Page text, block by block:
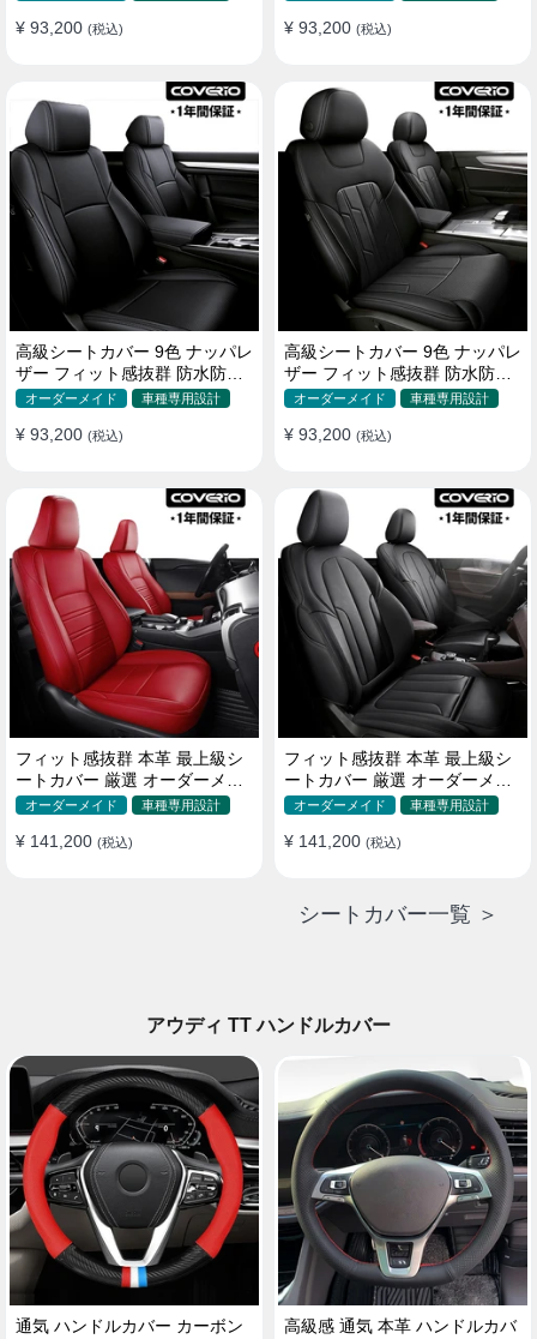
¥ 93,200 (税込) ¥ 93,200 (税込)
高級シートカバー 9色 ナッパレ
ザー フィット感抜群 防水防汚
オーダーメイド 全席セット
オーダーメイド 車種専用設計
¥ 93,200 (税込)
高級シートカバー 9色 ナッパレ
ザー フィット感抜群 防水防汚
オーダーメイド 全席セット
オーダーメイド 車種専用設計
¥ 93,200 (税込)
フィット感抜群 本革 最上級シ
ートカバー 厳選 オーダーメイ
ド 防水 雰囲気 全席セット
オーダーメイド 車種専用設計
¥ 141,200 (税込)
フィット感抜群 本革 最上級シ
ートカバー 厳選 オーダーメイ
ド 防水 雰囲気 全席セット
オーダーメイド 車種専用設計
¥ 141,200 (税込)
シートカバー一覧 ＞
アウディ TT ハンドルカバー
通気 ハンドルカバー カーボン
高級感 通気 本革 ハンドルカバ